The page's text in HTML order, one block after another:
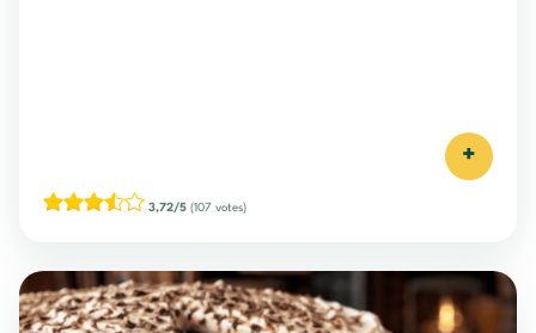
+
3,72/5 (107 votes)